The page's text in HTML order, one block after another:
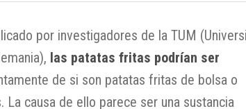
por investigadores de la TUM
las patatas fritas podrían ser
de si son patatas fritas de bolsa o
La causa de ello parece ser una sustancia